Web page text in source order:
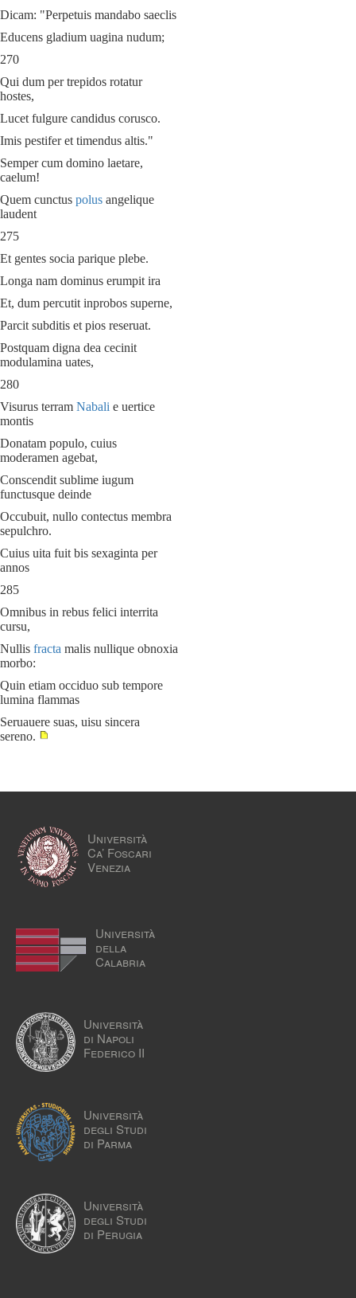
Dicam: "Perpetuis mandabo saeclis
Educens gladium uagina nudum;
270
Qui dum per trepidos rotatur
hostes,
Lucet fulgure candidus corusco.
Imis pestifer et timendus altis."
Semper cum domino laetare,
caelum!
Quem cunctus polus angelique
laudent
275
Et gentes socia parique plebe.
Longa nam dominus erumpit ira
Et, dum percutit inprobos superne,
Parcit subditis et pios reseruat.
Postquam digna dea cecinit
modulamina uates,
280
Visurus terram Nabali e uertice
montis
Donatam populo, cuius
moderamen agebat,
Conscendit sublime iugum
functusque deinde
Occubuit, nullo contectus membra
sepulchro.
Cuius uita fuit bis sexaginta per
annos
285
Omnibus in rebus felici interrita
cursu,
Nullis fracta malis nullique obnoxia
morbo:
Quin etiam occiduo sub tempore
lumina flammas
Seruauere suas, uisu sincera
sereno.
Università
Ca’ Foscari
Venezia
Università
della
Calabria
Università
di Napoli
Federico II
Università
degli Studi
di Parma
Università
degli Studi
di Perugia